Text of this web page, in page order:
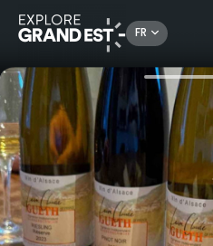
FR
Gastronomie & oenotourisme